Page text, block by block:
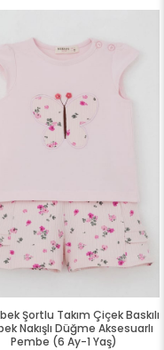
Şortlu Takım Çiçek Baskılı
Nakışlı Düğme Aksesuarlı
Pembe (6 Ay-1 Yaş)